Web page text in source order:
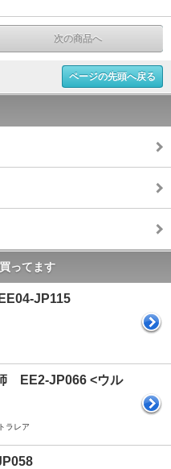
次の商品へ
ページの先頭へ戻る
ってます
JP115
EE2-JP066 <ウル
ラレア